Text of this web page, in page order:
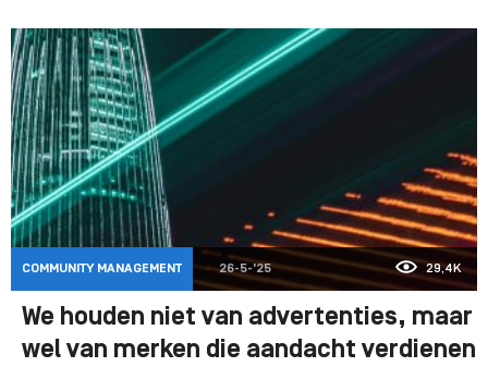
COMMUNITY MANAGEMENT 26-5-'25 29,4K
We houden niet van advertenties, maar
wel van merken die aandacht verdienen